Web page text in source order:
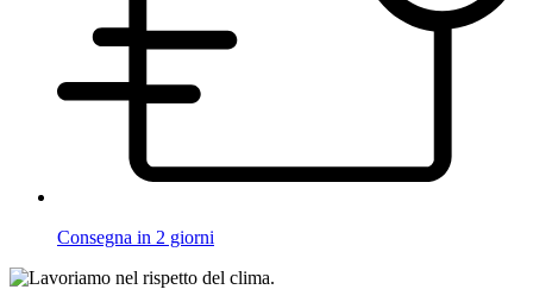
Consegna in 2 giorni